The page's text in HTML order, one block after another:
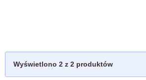
Wyświetlono 2 z 2 produktów